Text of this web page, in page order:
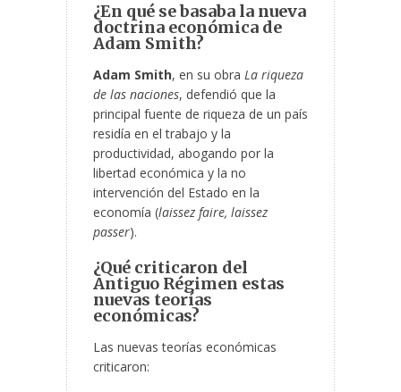
¿En qué se basaba la nueva
doctrina económica de
Adam Smith?
Adam Smith, en su obra La riqueza
de las naciones, defendió que la
principal fuente de riqueza de un país
residía en el trabajo y la
productividad, abogando por la
libertad económica y la no
intervención del Estado en la
economía (laissez faire, laissez
passer).
¿Qué criticaron del
Antiguo Régimen estas
nuevas teorías
económicas?
Las nuevas teorías económicas
criticaron: